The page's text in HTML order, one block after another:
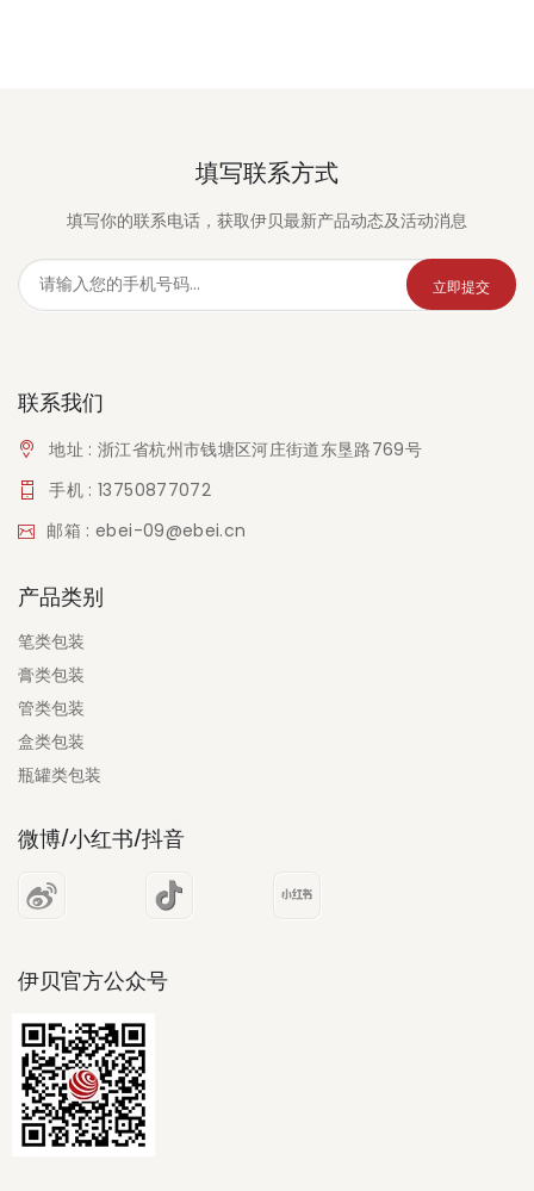
填写联系方式
填写你的联系电话，获取伊贝最新产品动态及活动消息
立即提交
联系我们
地址 : 浙江省杭州市钱塘区河庄街道东垦路769号
手机 : 13750877072
邮箱 : ebei-09@ebei.cn
产品类别
笔类包装
膏类包装
管类包装
盒类包装
瓶罐类包装
微博/小红书/抖音
伊贝官方公众号